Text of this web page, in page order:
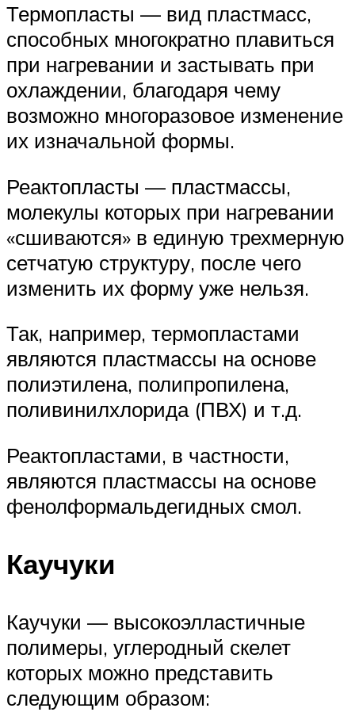
Термопласты — вид пластмасс,
способных многократно плавиться
при нагревании и застывать при
охлаждении, благодаря чему
возможно многоразовое изменение
их изначальной формы.
Реактопласты — пластмассы,
молекулы которых при нагревании
«сшиваются» в единую трехмерную
сетчатую структуру, после чего
изменить их форму уже нельзя.
Так, например, термопластами
являются пластмассы на основе
полиэтилена, полипропилена,
поливинилхлорида (ПВХ) и т.д.
Реактопластами, в частности,
являются пластмассы на основе
фенолформальдегидных смол.
Каучуки
Каучуки — высокоэлластичные
полимеры, углеродный скелет
которых можно представить
следующим образом: